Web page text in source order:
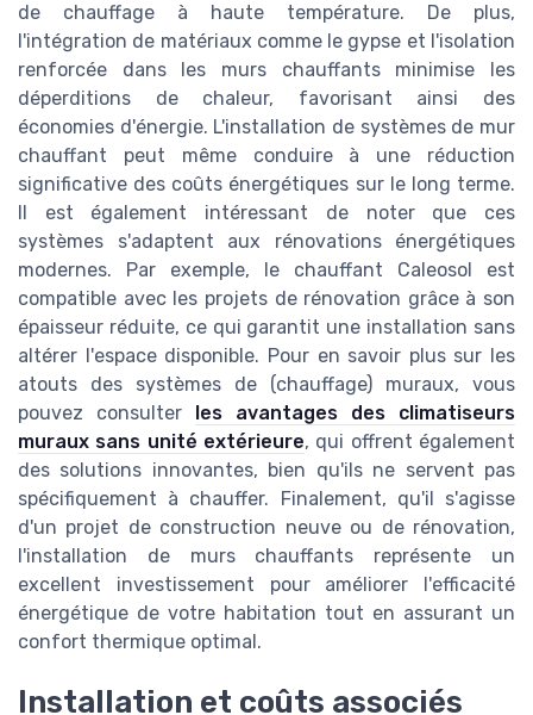
de chauffage à haute température. De plus,
l'intégration de matériaux comme le gypse et l'isolation
renforcée dans les murs chauffants minimise les
déperditions de chaleur, favorisant ainsi des
économies d'énergie. L'installation de systèmes de mur
chauffant peut même conduire à une réduction
significative des coûts énergétiques sur le long terme.
Il est également intéressant de noter que ces
systèmes s'adaptent aux rénovations énergétiques
modernes. Par exemple, le chauffant Caleosol est
compatible avec les projets de rénovation grâce à son
épaisseur réduite, ce qui garantit une installation sans
altérer l'espace disponible. Pour en savoir plus sur les
atouts des systèmes de (chauffage) muraux, vous
pouvez consulter
les avantages des climatiseurs
muraux sans unité extérieure, qui offrent également
des solutions innovantes, bien qu'ils ne servent pas
spécifiquement à chauffer. Finalement, qu'il s'agisse
d'un projet de construction neuve ou de rénovation,
l'installation de murs chauffants représente un
excellent investissement pour améliorer l'efficacité
énergétique de votre habitation tout en assurant un
confort thermique optimal.
Installation et coûts associés